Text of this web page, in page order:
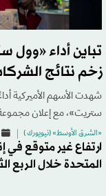
تباين أداء
زخم نتائج
شهدت الأسهم الأميركية
ستريت»، مع إعلان مجموعة
«الشرق الأوسط» (نيويورك )
ارتفاع غير متوقع في
المتحدة خلال الربع